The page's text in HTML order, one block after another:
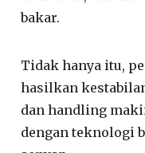
bakar.
Tidak hanya itu,
hasilkan
dan handling
dengan teknologi